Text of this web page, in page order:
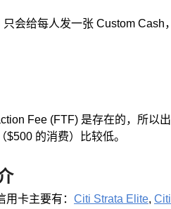
只会给每人发一张 Custom
Fee (FTF) 是存在的，所以
$500 的消费）比较低。
卡主要有： Citi Strata Elite,